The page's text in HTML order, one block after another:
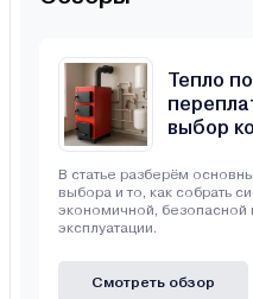
Тепло
выбор
В статье разберём
выбора и то, как собрать
экономичной,
эксплуатации.
Смотреть обзор